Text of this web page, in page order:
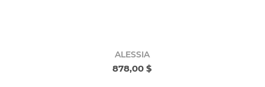
ALESSIA
878,00 $